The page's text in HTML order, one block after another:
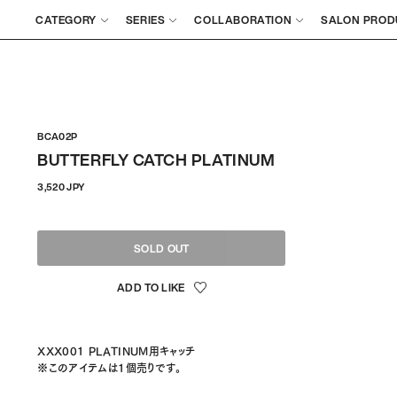
CATEGORY SERIES COLLABORATION SALON
BCA02P
BUTTERFLY CATCH PLATINUM
3,520 JPY通
格
SOLD OUT
XXX001 PLATINUM用キャッチ
※このアイテムは1個売りです。